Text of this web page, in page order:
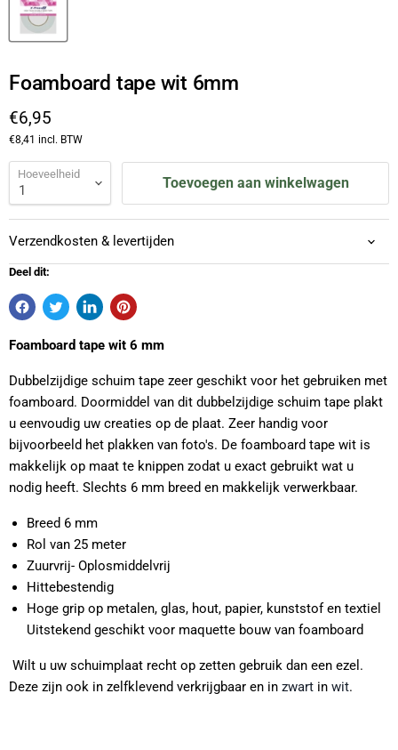
Foamboard tape wit 6mm
Huidige prijs
€6,95
€8,41 incl. BTW
Hoeveelheid Toevoegen aan winkelwagen
Verzendkosten & levertijden
Deel dit:
Foamboard tape wit 6 mm
Dubbelzijdige schuim tape zeer geschikt voor het gebruiken met
foamboard. Doormiddel van dit dubbelzijdige schuim tape plakt
u eenvoudig uw creaties op de plaat. Zeer handig voor
bijvoorbeeld het plakken van foto's. De foamboard tape wit is
makkelijk op maat te knippen zodat u exact gebruikt wat u
nodig heeft. Slechts 6 mm breed en makkelijk verwerkbaar.
Breed 6 mm
Rol van 25 meter
Zuurvrij- Oplosmiddelvrij
Hittebestendig
Hoge grip op metalen, glas, hout, papier, kunststof en textiel
Uitstekend geschikt voor maquette bouw van foamboard
Wilt u uw schuimplaat recht op zetten gebruik dan een ezel.
Deze zijn ook in zelfklevend verkrijgbaar en in zwart in wit.